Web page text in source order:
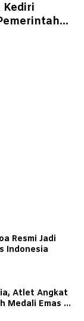
Kediri
Resmi Jadi
Indonesia
Atlet Angkat
Medali Emas di